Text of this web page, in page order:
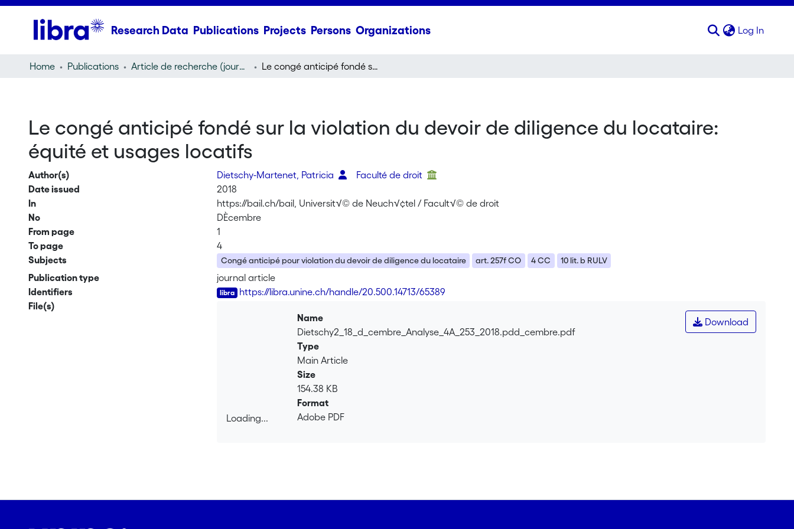
Research Data Publications Projects Persons Organizations Log In
Home Publications Article de recherche (journal article) Le congé anticipé fondé sur la violation du devoir de diligence du locataire: équité et usages locatifs
Le congé anticipé fondé sur la violation du devoir de diligence du locataire:
équité et usages locatifs
Author(s) Dietschy-Martenet, Patricia
Faculté de droit
Date issued
2018
In
https://bail.ch/bail, Universit√© de Neuch√¢tel / Facult√© de droit
No
DÈcembre
From page
1
To page
4
Subjects
Congé anticipé pour violation du devoir de diligence du locataire art. 257f CO 4 CC 10 lit. b RULV
Publication type
journal article
Identifiers
https://libra.unine.ch/handle/20.500.14713/65389
File(s)
Loading...
Download
Name
Dietschy2_18_d_cembre_Analyse_4A_253_2018.pdd_cembre.pdf
Type
Main Article
Size
154.38 KB
Format
Adobe PDF